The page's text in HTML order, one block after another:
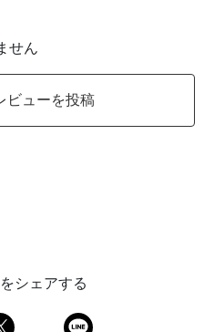
せん
ビューを投稿
シェアする